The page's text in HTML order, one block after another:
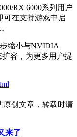
RX 6000系列用户
可在支持游戏中启
缩小与NVIDIA
容，为更多用户提
原创文章，转载时请
来了